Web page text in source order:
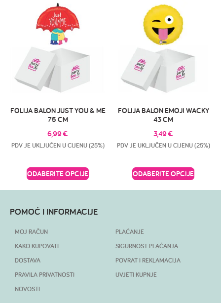
FOLIJA BALON JUST YOU & ME
75 CM
6,99€
PDV JE UKLJUČEN U CIJENU (25%)
ODABERITE OPCIJE
FOLIJA BALON EMOJI WACKY
43 CM
3,49€
PDV JE UKLJUČEN U CIJENU (25%)
ODABERITE OPCIJE
POMOĆ I INFORMACIJE
MOJ RAČUN
KAKO KUPOVATI
DOSTAVA
PRAVILA PRIVATNOSTI
NOVOSTI
PLAĆANJE
SIGURNOST PLAĆANJA
POVRAT I REKLAMACIJA
UVJETI KUPNJE